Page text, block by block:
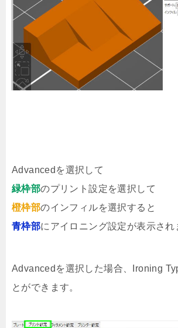
Advancedを選択して
緑枠部のプリント設定を選択して
橙枠部のインフィルを選択すると
青枠部にアイロニング設定が表示され
Advancedを選択した場合、Ironing
とができます。